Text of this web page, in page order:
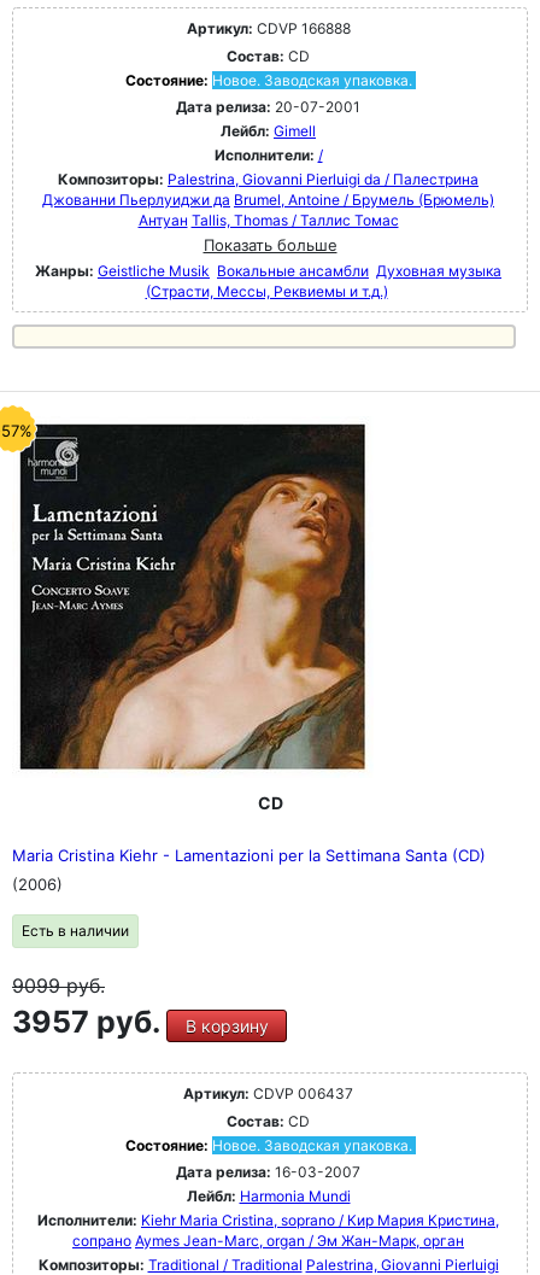
Артикул: CDVP 166888
Состав: CD
Состояние: Новое. Заводская упаковка.
Дата релиза: 20-07-2001
Лейбл: Gimell
Исполнители: /
Композиторы: Palestrina, Giovanni Pierluigi da / Палестрина
Джованни Пьерлуиджи да Brumel, Antoine / Брумель (Брюмель)
Антуан Tallis, Thomas / Таллис Томас
Показать больше
Жанры: Geistliche Musik Вокальные ансамбли Духовная музыка
(Страсти, Мессы, Реквиемы и т.д.)
CD
Maria Cristina Kiehr - Lamentazioni per la Settimana Santa (CD)
(2006)
Есть в наличии
9099руб.
3957 руб. В корзину
Артикул: CDVP 006437
Состав: CD
Состояние: Новое. Заводская упаковка.
Дата релиза: 16-03-2007
Лейбл: Harmonia Mundi
Исполнители: Kiehr Maria Cristina, soprano / Кир Мария Кристина,
сопрано Aymes Jean-Marc, organ / Эм Жан-Марк, орган
Композиторы: Traditional / Traditional Palestrina, Giovanni Pierluigi